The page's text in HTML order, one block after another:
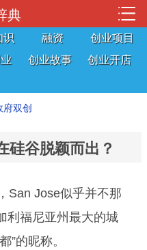
典
识 融资
创业项目
创业故事
创业开店
府双创
硅谷脱颖而出？
San Jose似乎并不那
利福尼亚州最大的城
”的昵称。